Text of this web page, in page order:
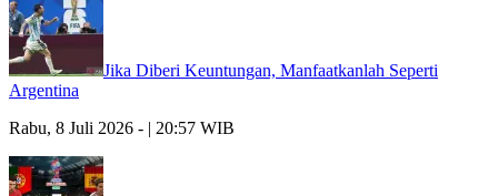
Jika Diberi Keuntungan, Manfaatkanlah Seperti
Argentina
Rabu, 8 Juli 2026 - | 20:57 WIB